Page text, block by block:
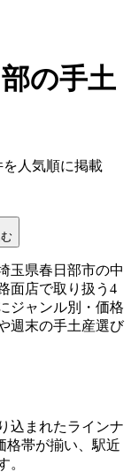
の手土
を人気順に掲載
玉県春日部市の中
面店で取り扱う4
ジャンル別・価格
週末の手土産選び
込まれたラインナ
格帯が揃い、駅近
。